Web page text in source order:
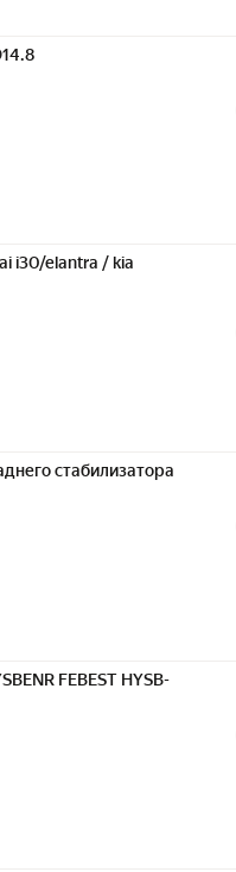
i30/elantra / kia
стабилизатора
FEBEST HYSB-